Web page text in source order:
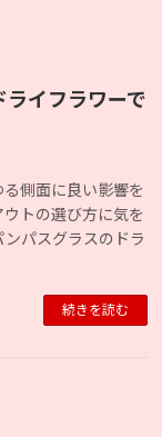
イフラワーで
側面に良い影響を
トの選び方に気を
パスグラスのドラ
続きを読む